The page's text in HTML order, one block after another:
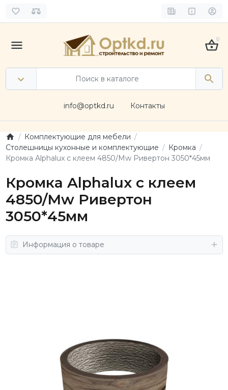
0
info@optkd.ru Контакты
Комплектующие для мебели
Столешницы кухонные и комплектующие
Кромка
Кромка Alphalux с клеем 4850/Mw Ривертон 3050*45мм
Кромка Alphalux с клеем
4850/Mw Ривертон
3050*45мм
Информация о товаре